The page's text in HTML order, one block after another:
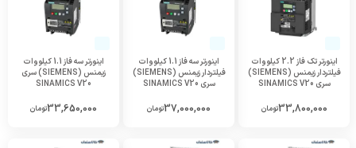
اینورتر تک فاز 2.2 کیلووات
فیلتردار زیمنس (SIEMENS)
سری SINAMICS V20
33,800,000تومان
اینورتر سه فاز 1.1 کیلووات
فیلتردار زیمنس (SIEMENS)
سری SINAMICS V20
37,000,000تومان
اینورتر سه فاز 1.1 کیلووات
زیمنس (SIEMENS) سری
SINAMICS V20
33,650,000تومان